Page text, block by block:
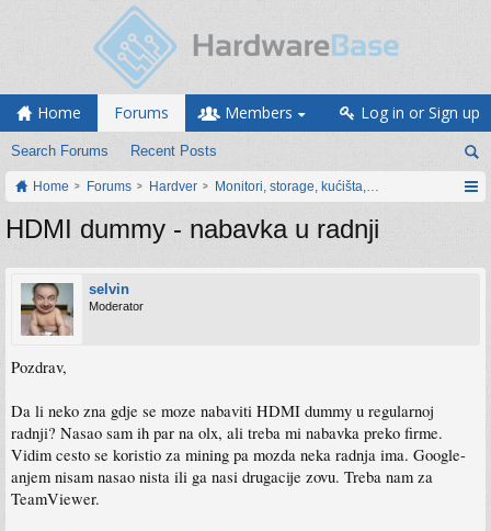
Home Forums
Search Forums Recent Posts
Members Log in or Sign up
Home Forums Hardver Monitori, storage, kućišta, periferija
HDMI dummy - nabavka u radnji
selvin
Moderator
Pozdrav,
Da li neko zna gdje se moze nabaviti HDMI dummy u regularnoj
radnji? Nasao sam ih par na olx, ali treba mi nabavka preko firme.
Vidim cesto se koristio za mining pa mozda neka radnja ima. Google-
anjem nisam nasao nista ili ga nasi drugacije zovu. Treba nam za
TeamViewer.